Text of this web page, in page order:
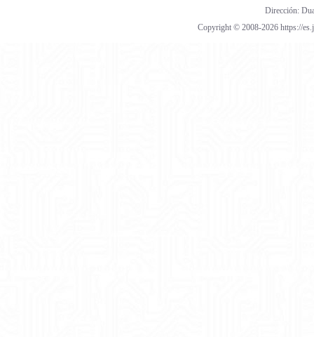
Dirección:
Copyright © 2008-2026 https://